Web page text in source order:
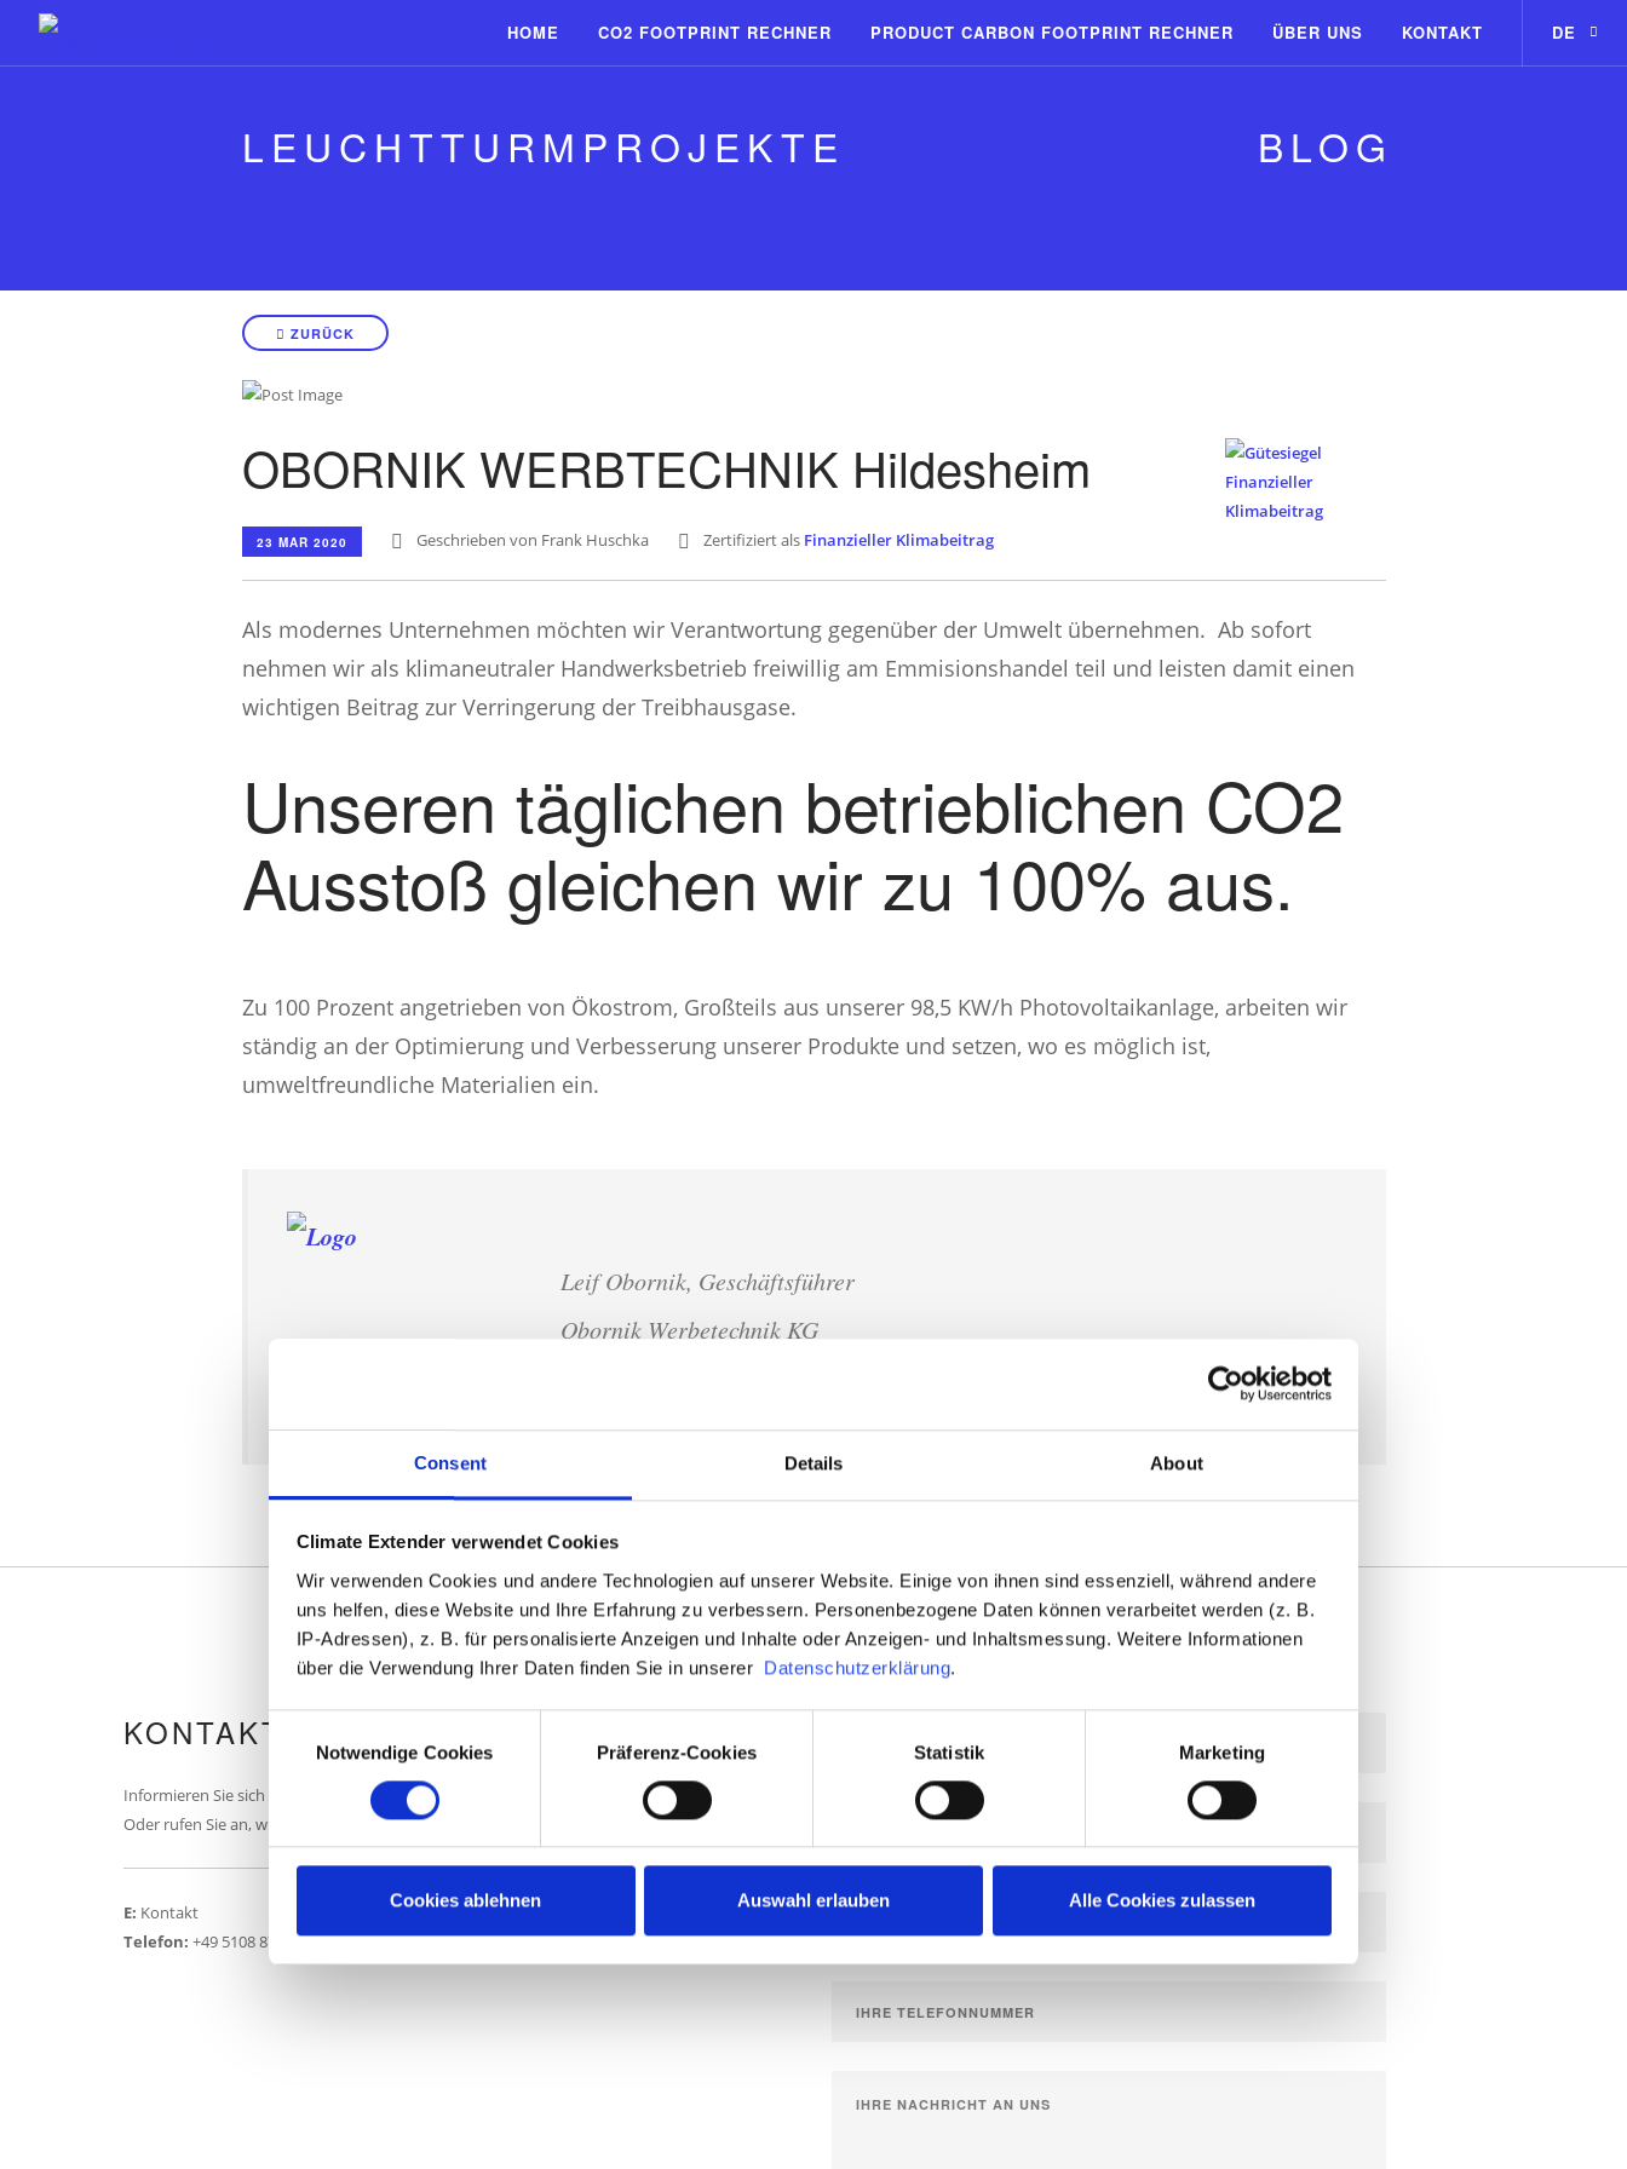
Consent Details About
Climate Extender verwendet Cookies
Wir verwenden Cookies und andere Technologien auf unserer Website. Einige von ihnen sind essenziell, während andere
uns helfen, diese Website und Ihre Erfahrung zu verbessern. Personenbezogene Daten können verarbeitet werden (z. B.
IP-Adressen), z. B. für personalisierte Anzeigen und Inhalte oder Anzeigen- und Inhaltsmessung. Weitere Informationen
über die Verwendung Ihrer Daten finden Sie in unserer Datenschutzerklärung.
Consent
SelectionNotwendige Cookies Präferenz-Cookies Statistik Marketing
Cookies ablehnen Auswahl erlauben Alle Cookies zulassen
HOME CO2 FOOTPRINT RECHNER PRODUCT CARBON FOOTPRINT RECHNER ÜBER UNS KONTAKT DE
LEUCHTTURMPROJEKTE BLOG
ZURÜCK
OBORNIK WERBTECHNIK Hildesheim
23 MAR 2020 Geschrieben von Frank Huschka Zertifiziert als Finanzieller Klimabeitrag
Als modernes Unternehmen möchten wir Verantwortung gegenüber der Umwelt übernehmen. Ab sofort
nehmen wir als klimaneutraler Handwerksbetrieb freiwillig am Emmisionshandel teil und leisten damit einen
wichtigen Beitrag zur Verringerung der Treibhausgase.
Unseren täglichen betrieblichen CO2
Ausstoß gleichen wir zu 100% aus.
Zu 100 Prozent angetrieben von Ökostrom, Großteils aus unserer 98,5 KW/h Photovoltaikanlage, arbeiten wir
ständig an der Optimierung und Verbesserung unserer Produkte und setzen, wo es möglich ist,
umweltfreundliche Materialien ein.
Leif Obornik, Geschäftsführer
Obornik Werbetechnik KG
KONTAKT
Informieren Sie sich über unsere Leistungen.
Oder rufen Sie an, wir arbeiten zusammen etwas aus.
E: Kontakt
Telefon: +49 5108 8794190